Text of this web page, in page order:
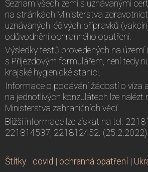
Seznam všech zemí s uznávanými
na stránkách Ministerstva
uznávaných léčivých přípravků
odůvodnění ochranného opatření.
Výsledky testů provedených na
s Příjezdovým formulářem, není tedy
krajské hygienické stanici.
Informace o podávání žádostí o víza
na jednotlivých konzulátech lze nalézt
Ministerstva zahraničních věcí.
Bližší informace lze získat na tel.
221814537, 221812452. (25.2.2022)
Štítky: covid | ochranná opatření |